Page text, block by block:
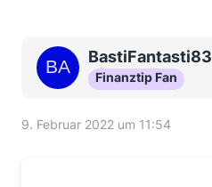
BastiFantasti83
Finanztip Fan
9. Februar 2022 um 11:54